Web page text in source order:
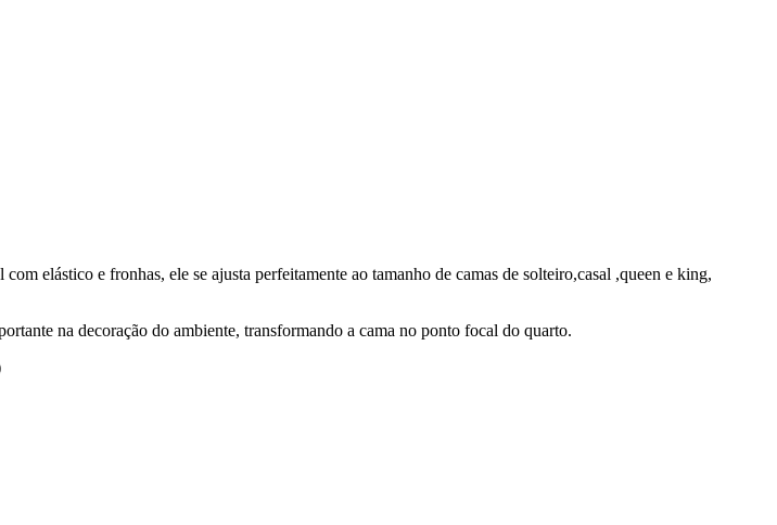
elástico e fronhas, ele se ajusta perfeitamente ao tamanho de camas de solteiro,casal ,queen e king,
na decoração do ambiente, transformando a cama no ponto focal do quarto.